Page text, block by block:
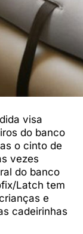
visa
do banco
o cinto de
vezes
do banco
Latch tem
e
cadeirinhas